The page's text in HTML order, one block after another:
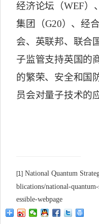
经济论坛（WEF）
集团（G20）、经
会、英联邦、联合
子监管支持英国的
的繁荣、安全和国
员会对量子技术的
[1] National Quantum
blications/national-
essible-webpage